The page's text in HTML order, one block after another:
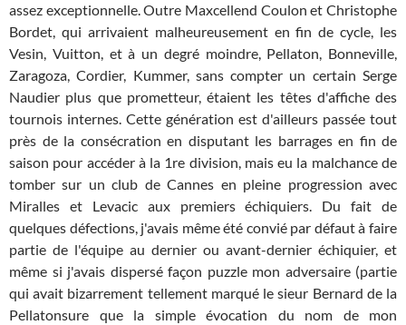
assez exceptionnelle. Outre Maxcellend Coulon et Christophe
Bordet, qui arrivaient malheureusement en fin de cycle, les
Vesin, Vuitton, et à un degré moindre, Pellaton, Bonneville,
Zaragoza, Cordier, Kummer, sans compter un certain Serge
Naudier plus que prometteur, étaient les têtes d'affiche des
tournois internes. Cette génération est d'ailleurs passée tout
près de la consécration en disputant les barrages en fin de
saison pour accéder à la 1re division, mais eu la malchance de
tomber sur un club de Cannes en pleine progression avec
Miralles et Levacic aux premiers échiquiers. Du fait de
quelques défections, j'avais même été convié par défaut à faire
partie de l'équipe au dernier ou avant-dernier échiquier, et
même si j'avais dispersé façon puzzle mon adversaire (partie
qui avait bizarrement tellement marqué le sieur Bernard de la
Pellatonsure que la simple évocation du nom de mon